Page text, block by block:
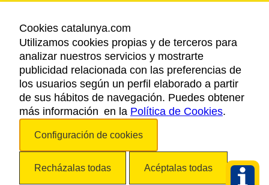
AVISO LEGAL
POLÍTICA DE PRIVACIDAD
COOKIES
ACCESSIBILIDAD
Copyright © 2026. Agencia Catalana de Turismo. Todos los derechos
Cookies catalunya.com
Utilizamos cookies propias y de terceros para
analizar nuestros servicios y mostrarte
publicidad relacionada con las preferencias de
los usuarios según un perfil elaborado a partir
de sus hábitos de navegación. Puedes obtener
más información en la Política de Cookies.
Configuración de cookies
Recházalas todas Acéptalas todas